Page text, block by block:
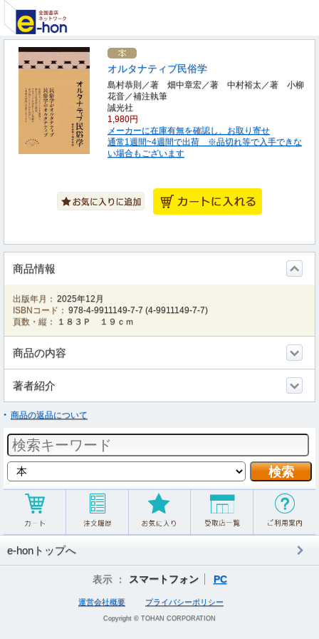
オルタナティブ民俗学
島村恭則／著 畑中章宏／著 中村裕太／著 小柳
花音／補注執筆
誠光社
1,980円
メーカーに在庫有無を確認し、お取り寄せ
通常1週間~4週間で出荷 ※品切れ等で入手できな
い場合もございます
商品情報
出版年月： 2025年12月
ISBNコード： 978-4-9911149-7-7 (4-9911149-7-7)
頁数・縦：
１８３Ｐ １９ｃｍ
商品の内容
著者紹介
商品の返品について
e-honトップへ
表示 ： スマートフォン PC
運営会社概要 プライバシーポリシー
Copyright © TOHAN CORPORATION